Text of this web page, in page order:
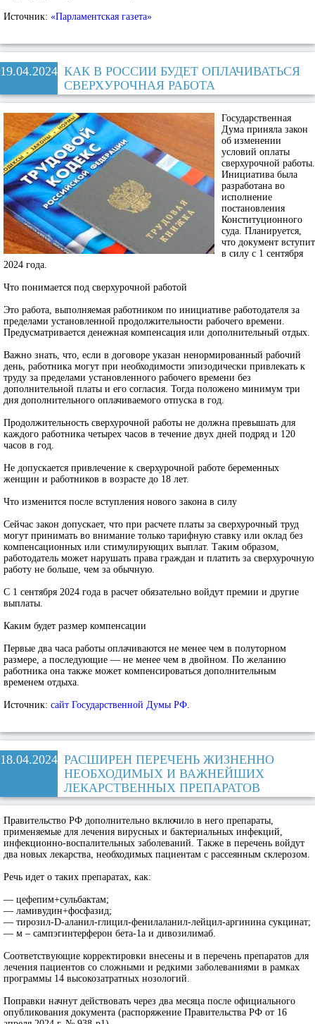
Источник: «Парламентская газета»
19.04.2024 КАК В РОССИИ БУДЕТ ОПЛАЧИВАТЬСЯ
СВЕРХУРОЧНАЯ РАБОТА
Государственная
Дума приняла закон
об изменении
условий оплаты
сверхурочной работы.
Инициатива была
разработана во
исполнение
постановления
Конституционного
суда. Планируется,
что документ вступит
в силу с 1 сентября
2024 года.
Что понимается под сверхурочной работой
Это работа, выполняемая работником по инициативе работодателя за
пределами установленной продолжительности рабочего времени.
Предусматривается денежная компенсация или дополнительный отдых.
Важно знать, что, если в договоре указан ненормированный рабочий
день, работника могут при необходимости эпизодически привлекать к
труду за пределами установленного рабочего времени без
дополнительной платы и его согласия. Тогда положено минимум три
дня дополнительного оплачиваемого отпуска в год.
Продолжительность сверхурочной работы не должна превышать для
каждого работника четырех часов в течение двух дней подряд и 120
часов в год.
Не допускается привлечение к сверхурочной работе беременных
женщин и работников в возрасте до 18 лет.
Что изменится после вступления нового закона в силу
Сейчас закон допускает, что при расчете платы за сверхурочный труд
могут принимать во внимание только тарифную ставку или оклад без
компенсационных или стимулирующих выплат. Таким образом,
работодатель может нарушать права граждан и платить за сверхурочную
работу не больше, чем за обычную.
С 1 сентября 2024 года в расчет обязательно войдут премии и другие
выплаты.
Каким будет размер компенсации
Первые два часа работы оплачиваются не менее чем в полуторном
размере, а последующие — не менее чем в двойном. По желанию
работника она также может компенсироваться дополнительным
временем отдыха.
Источник: сайт Государственной Думы РФ.
18.04.2024 РАСШИРЕН ПЕРЕЧЕНЬ ЖИЗНЕННО
НЕОБХОДИМЫХ И ВАЖНЕЙШИХ
ЛЕКАРСТВЕННЫХ ПРЕПАРАТОВ
Правительство РФ дополнительно включило в него препараты,
применяемые для лечения вирусных и бактериальных инфекций,
инфекционно-воспалительных заболеваний. Также в перечень войдут
два новых лекарства, необходимых пациентам с рассеянным склерозом.
Речь идет о таких препаратах, как:
— цефепим+сульбактам;
— ламивудин+фосфазид;
— тирозил-D-аланил-глицил-фенилаланил-лейцил-аргинина сукцинат;
— м – сампэгинтерферон бета-1а и дивозилимаб.
Соответствующие корректировки внесены и в перечень препаратов для
лечения пациентов со сложными и редкими заболеваниями в рамках
программы 14 высокозатратных нозологий.
Поправки начнут действовать через два месяца после официального
опубликования документа (распоряжение Правительства РФ от 16